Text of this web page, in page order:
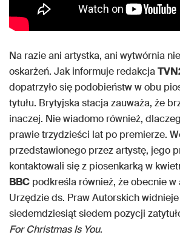
Na razie ani artystka, ani wytwórnia
oskarżeń. Jak informuje redakcja
dopatrzyło się podobieństw w obu
tytułu. Brytyjska stacja zauważa, że
inaczej. Nie wiadomo również,
prawie trzydzieści lat po premierze.
przedstawionego przez artystę, jego
kontaktowali się z piosenkarką w
BBC podkreśla również, że obecnie w
Urzędzie ds. Praw Autorskich
siedemdziesiąt siedem pozycji
For Christmas Is You.